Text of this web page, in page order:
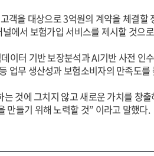
객을 대상으로 3억원의 계약을 체결
에서 보험가입 서비스를 제시할 것으
이터 기반 보장분석과 AI기반 사전
업무 생산성과 보험소비자의 만족도
것에 그치지 않고 새로운 가치를 창
만들기 위해 노력할 것” 이라고 말했다.